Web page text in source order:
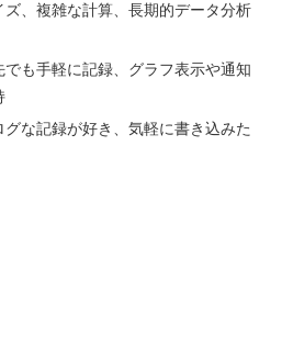
ズ、複雑な計算、長期的データ分析
でも手軽に記録、グラフ表示や通知
グな記録が好き、気軽に書き込みた